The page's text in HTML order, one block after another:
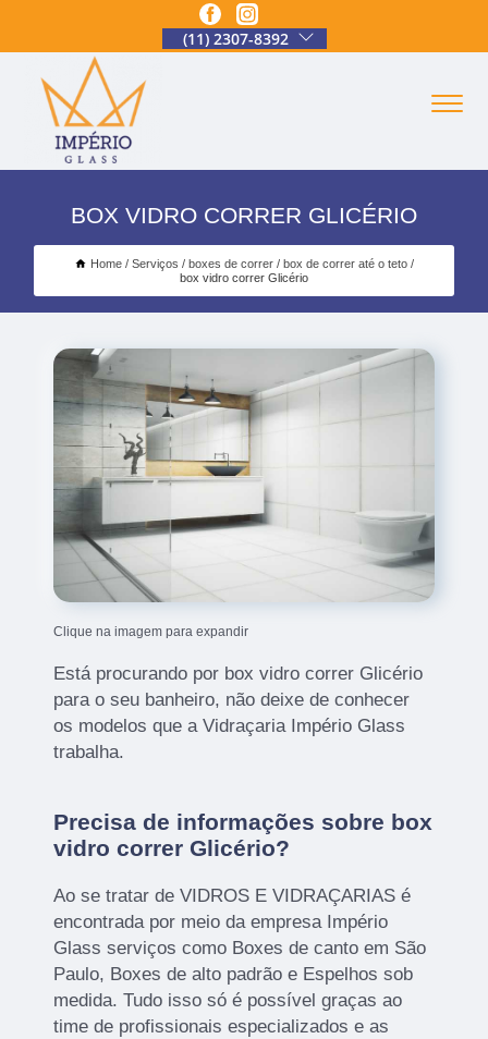
(11) 2307-8392
BOX VIDRO CORRER GLICÉRIO
Home Serviços boxes de correr
box de correr até o teto
box vidro correr Glicério
Clique na imagem para expandir
Está procurando por box vidro correr Glicério
para o seu banheiro, não deixe de conhecer
os modelos que a Vidraçaria Império Glass
trabalha.
Precisa de informações sobre box
vidro correr Glicério?
Ao se tratar de VIDROS E VIDRAÇARIAS é
encontrada por meio da empresa Império
Glass serviços como Boxes de canto em São
Paulo, Boxes de alto padrão e Espelhos sob
medida. Tudo isso só é possível graças ao
time de profissionais especializados e as